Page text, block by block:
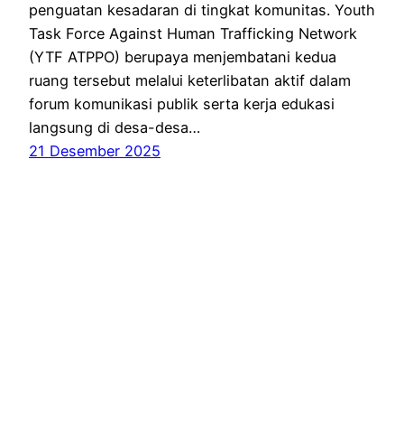
penguatan kesadaran di tingkat komunitas. Youth
Task Force Against Human Trafficking Network
(YTF ATPPO) berupaya menjembatani kedua
ruang tersebut melalui keterlibatan aktif dalam
forum komunikasi publik serta kerja edukasi
langsung di desa-desa…
21 Desember 2025